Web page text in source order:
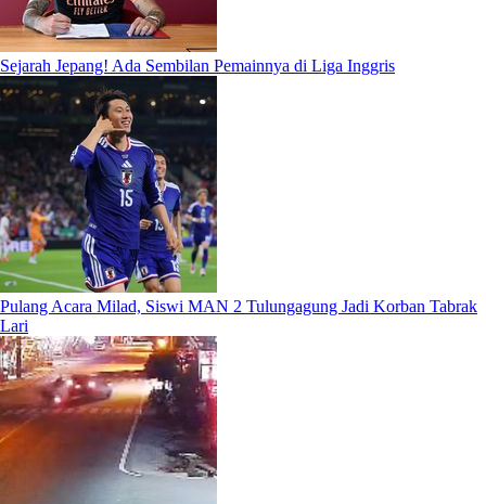
Sejarah Jepang! Ada Sembilan Pemainnya di Liga Inggris
Pulang Acara Milad, Siswi MAN 2 Tulungagung Jadi Korban Tabrak
Lari